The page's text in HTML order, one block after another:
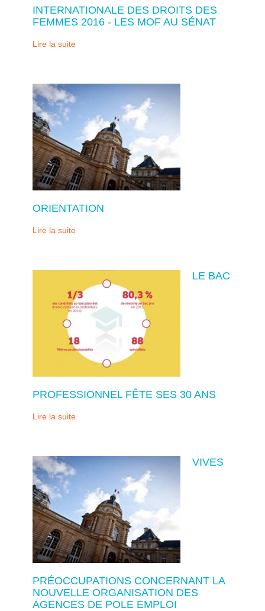
INTERNATIONALE DES DROITS DES
FEMMES 2016 - LES MOF AU SÉNAT
Lire la suite
ORIENTATION
Lire la suite
LE BAC
PROFESSIONNEL FÊTE SES 30 ANS
Lire la suite
VIVES
PRÉOCCUPATIONS CONCERNANT LA
NOUVELLE ORGANISATION DES
AGENCES DE POLE EMPLOI